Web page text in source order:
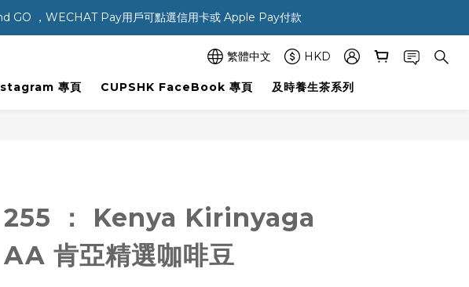
GO ，WECHAT Pay用戶可點選信用卡或 Apple Pay付款
繁體中文 HKD
專頁 CUPSHK FaceBook 專頁 及時養生茶系列
255 ： Kenya Kirinyaga
AA 肯亞精選咖啡豆